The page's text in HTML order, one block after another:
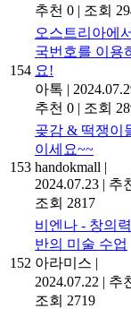
추천 0 | 조회
154
오스트리아에
국번호를 이용
요!
아톡 |
추천 0 | 조회
153
곶감 & 떡쟁이
이세요~~
handokmall |
2024.07.23 | 추
조회 2817
152
비엔나 - 창의력
반의 미술 수업
아라미스 |
2024.07.22 | 추
조회 2719